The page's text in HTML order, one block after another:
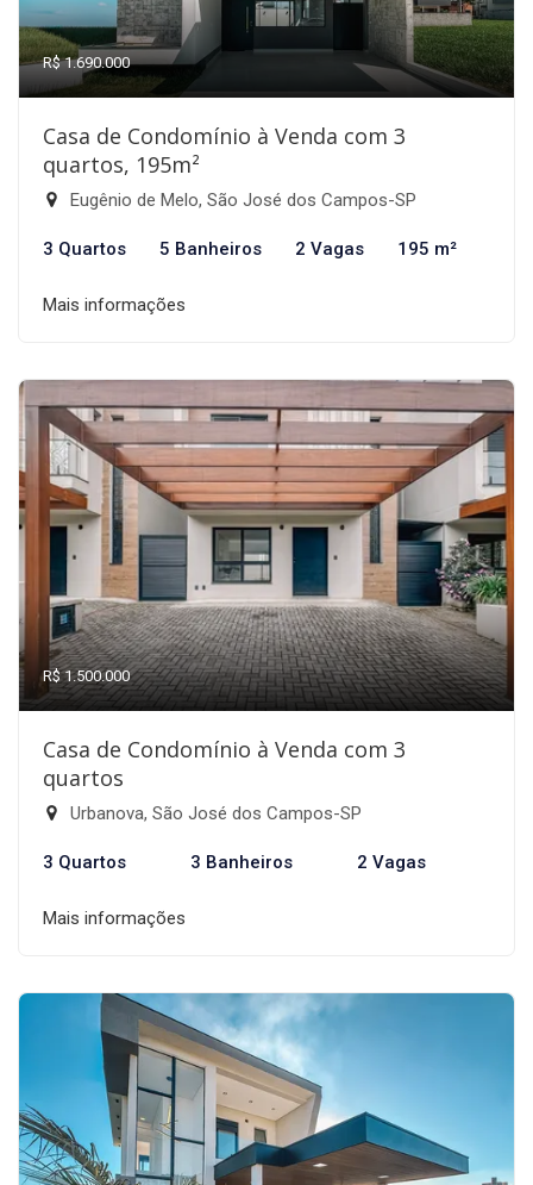
R$ 1.690.000
Casa de Condomínio à Venda com 3
quartos, 195m²
Eugênio de Melo, São José dos Campos-SP
3 Quartos 5 Banheiros 2 Vagas 195 m²
Mais informações
R$ 1.500.000
Casa de Condomínio à Venda com 3
quartos
Urbanova, São José dos Campos-SP
3 Quartos 3 Banheiros 2 Vagas
Mais informações